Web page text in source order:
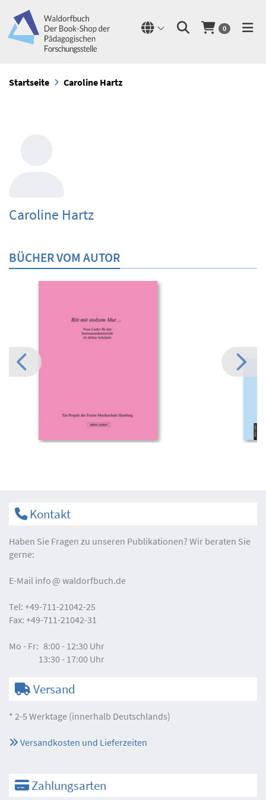
0
Startseite Caroline Hartz
Caroline Hartz
BÜCHER VOM AUTOR
Kontakt
Haben Sie Fragen zu unseren Publikationen? Wir beraten Sie
gerne:
E-Mail info waldorfbuch.de
Tel: +49-711-21042-25
Fax: +49-711-21042-31
Mo - Fr: 8:00 - 12:30 Uhr
13:30 - 17:00 Uhr
Versand
* 2-5 Werktage (innerhalb Deutschlands)
Versandkosten und Lieferzeiten
Zahlungsarten